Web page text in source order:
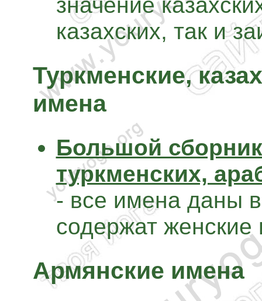
казахских, так и
Туркменские,
имена
Большой сборник
туркменских,
- все имена даны
содержат
Армянские имена